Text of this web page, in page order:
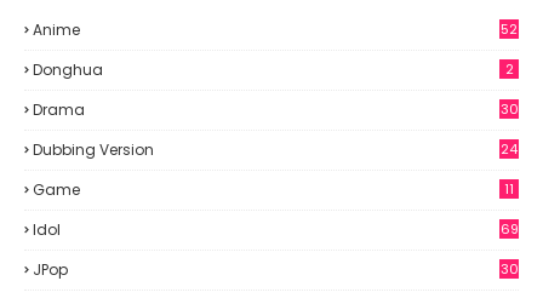
Anime
52
Donghua 2
Drama 30
Dubbing Version 24
Game 11
Idol
69
JPop
30